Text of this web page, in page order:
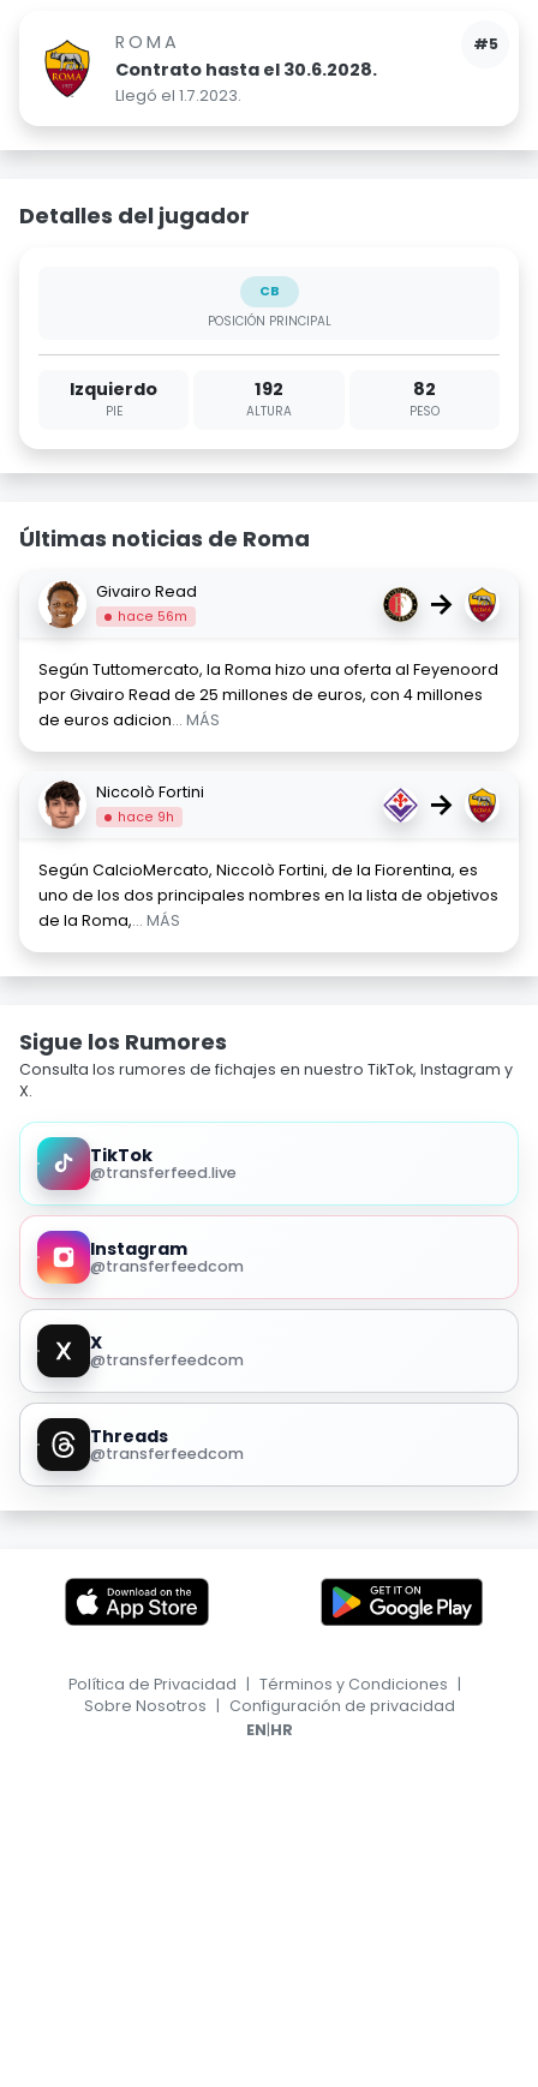
#5
ROMA
Contrato hasta el 30.6.2028.
Llegó el 1.7.2023.
Detalles del jugador
CB
POSICIÓN PRINCIPAL
Izquierdo
PIE
192
ALTURA
82
PESO
Últimas noticias de Roma
Givairo Read
hace 56m →
Según Tuttomercato, la Roma hizo una oferta al Feyenoord
por Givairo Read de 25 millones de euros, con 4 millones
de euros adicion... MÁS
Niccolò Fortini
hace 9h →
Según CalcioMercato, Niccolò Fortini, de la Fiorentina, es
uno de los dos principales nombres en la lista de objetivos
de la Roma,... MÁS
Sigue los Rumores
Consulta los rumores de fichajes en nuestro TikTok, Instagram y
X.
TikTok
@transferfeed.live
Instagram
@transferfeedcom
X
@transferfeedcom
Threads
@transferfeedcom
Política de Privacidad | Términos y Condiciones |
Sobre Nosotros | Configuración de privacidad
EN|HR